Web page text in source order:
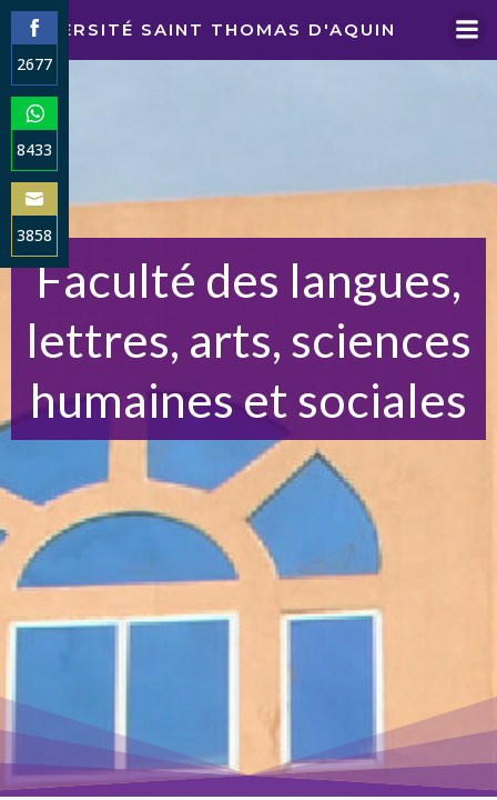
au
contenu
UNIVERSITÉ SAINT THOMAS D'AQUIN
Faculté des langues,
lettres, arts, sciences
humaines et sociales
2677
Share
on
Facebook
8433
Share
on
WhatsApp
3858
Share
on
Email